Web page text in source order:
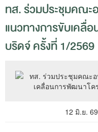
ทส. ร่วมประชุมคณ
แนวทางการขับเคลื่
บริดจ์ ครั้งที่ 1/2569
12 มิ.ย. 69